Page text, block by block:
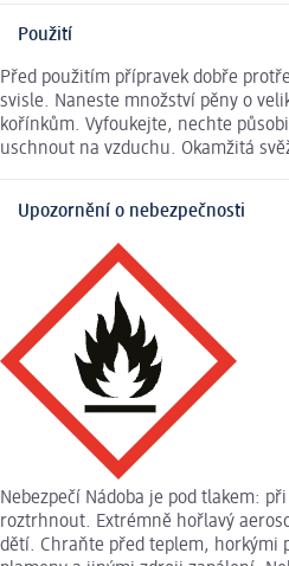
Použití
Před použitím přípravek dobře
svisle. Naneste množství pěny o
kořínkům. Vyfoukejte, nechte
uschnout na vzduchu. Okamžitá
Upozornění o nebezpečnosti
Nebezpečí Nádoba je pod tlakem:
roztrhnout. Extrémně hořlavý
dětí. Chraňte před teplem, horkými